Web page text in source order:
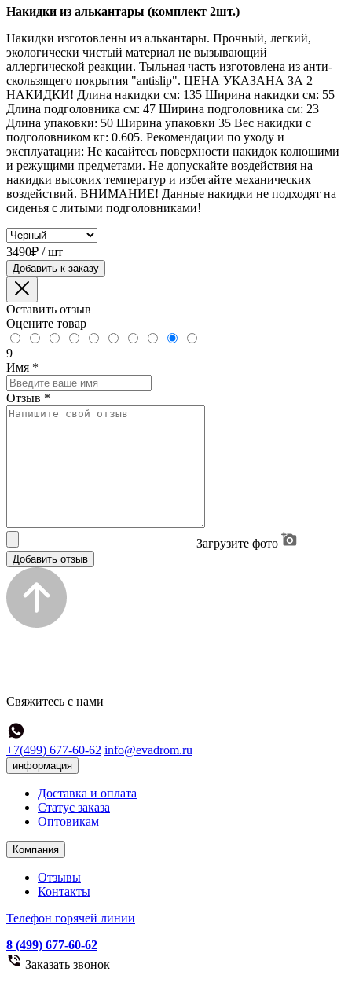
Накидки из алькантары (комплект 2шт.)
Накидки изготовлены из алькантары. Прочный, легкий,
экологически чистый материал не вызывающий
аллергической реакции. Тыльная часть изготовлена из анти-
скользящего покрытия "antislip". ЦЕНА УКАЗАНА ЗА 2
НАКИДКИ! Длина накидки см: 135 Ширина накидки см: 55
Длина подголовника см: 47 Ширина подголовника см: 23
Длина упаковки: 50 Ширина упаковки 35 Вес накидки с
подголовником кг: 0.605. Рекомендации по уходу и
эксплуатации: Не касайтесь поверхности накидок колющими
и режущими предметами. Не допускайте воздействия на
накидки высоких температур и избегайте механических
воздействий. ВНИМАНИЕ! Данные накидки не подходят на
сиденья с литыми подголовниками!
3490₽ / шт
Добавить к заказу
Оставить отзыв
Оцените товар
9
Имя *
Отзыв *
Загрузите фото
Добавить отзыв
Свяжитесь с нами
+7(499) 677-60-62 info@evadrom.ru
информация
Доставка и оплата
Статус заказа
Оптовикам
Компания
Отзывы
Контакты
Телефон горячей линии
8 (499) 677-60-62
Заказать звонок